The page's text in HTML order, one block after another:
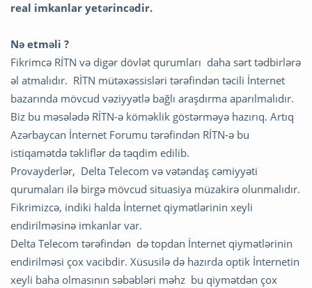
real imkanlar yetərincədir.
Nə etməli ?
Fikrimcə RİTN və digər dövlət qurumları daha sərt tədbirlərə
əl atmalıdır. RİTN mütəxəssisləri tərəfindən təcili İnternet
bazarında mövcud vəziyyətlə bağlı araşdırma aparılmalıdır.
Biz bu məsələdə RİTN-ə köməklik göstərməyə hazırıq. Artıq
Azərbaycan İnternet Forumu tərəfindən RİTN-ə bu
istiqamətdə təkliflər də təqdim edilib.
Provayderlər, Delta Telecom və vətəndaş cəmiyyəti
qurumaları ilə birgə mövcud situasiya müzakirə olunmalıdır.
Fikrimizcə, indiki halda İnternet qiymətlərinin xeyli
endirilməsinə imkanlar var.
Delta Telecom tərəfindən də topdan İnternet qiymətlərinin
endirilməsi çox vacibdir. Xüsusilə də hazırda optik İnternetin
xeyli baha olmasının səbəbləri məhz bu qiymətdən çox